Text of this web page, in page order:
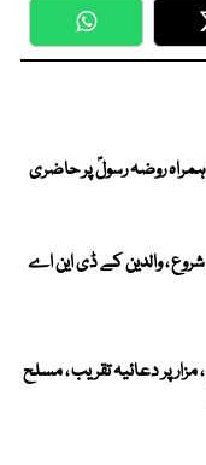
WhatsApp
روضہ رسولؐ پر حاضری
، والدین کے ڈی این اے
68 ویں برسی ، مزار پر دعائیہ تقریب ، مسلح